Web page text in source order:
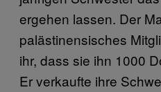
ergehen lassen. Der
palästinensisches
ihr, dass sie ihn 1000
Er verkaufte ihre